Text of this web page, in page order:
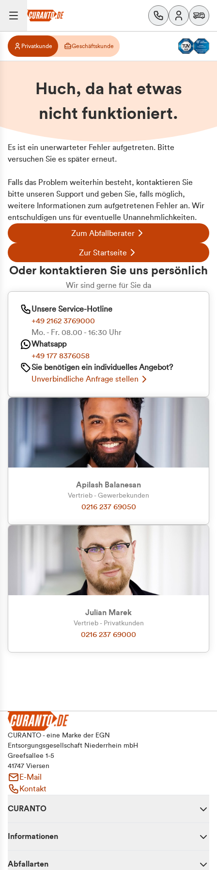
Zu welcher Kundengruppe
gehören Sie?
Privatkunde (inkl. MwSt.)
Geschäftskunde (exkl. MwSt.)
Privatkunde Geschäftskunde
Huch, da hat etwas
nicht funktioniert.
Es ist ein unerwarteter Fehler aufgetreten. Bitte
versuchen Sie es später erneut.
Falls das Problem weiterhin besteht, kontaktieren Sie
bitte unseren Support und geben Sie, falls möglich,
weitere Informationen zum aufgetretenen Fehler an. Wir
entschuldigen uns für eventuelle Unannehmlichkeiten.
Zum Abfallberater
Zur Startseite
Oder kontaktieren Sie uns persönlich
Wir sind gerne für Sie da
Unsere Service-Hotline
+49 2162 3769000
Mo. - Fr. 08.00 - 16:30 Uhr
Whatsapp
+49 177 8376058
Sie benötigen ein individuelles Angebot?
Unverbindliche Anfrage stellen
Apilash Balanesan
Vertrieb - Gewerbekunden
0216 237 69050
Julian Marek
Vertrieb - Privatkunden
0216 237 69000
CURANTO - eine Marke der EGN
Entsorgungsgesellschaft Niederrhein mbH
Greefsallee 1-5
41747 Viersen
E-Mail
Kontakt
CURANTO
Informationen
Abfallarten